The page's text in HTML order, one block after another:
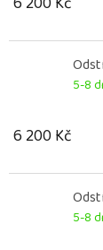
5-8
6 200 Kč
5-8